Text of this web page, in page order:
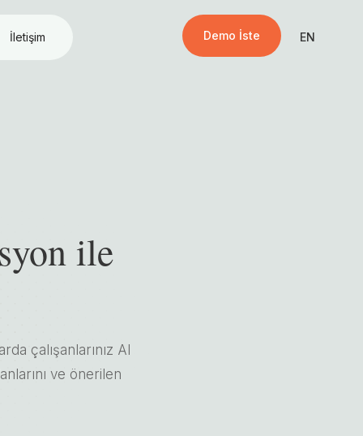
İletişim Demo İste EN
ile
çalışanlarınız AI
ve önerilen